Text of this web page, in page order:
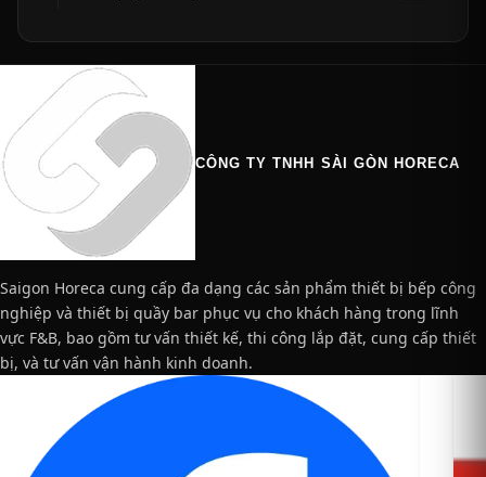
CÔNG TY TNHH SÀI GÒN HORECA
Saigon Horeca cung cấp đa dạng các sản phẩm thiết bị bếp công
nghiệp và thiết bị quầy bar phục vụ cho khách hàng trong lĩnh
vực F&B, bao gồm tư vấn thiết kế, thi công lắp đặt, cung cấp thiết
bị, và tư vấn vận hành kinh doanh.